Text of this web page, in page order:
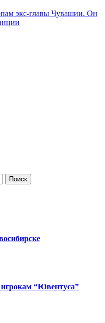
экс-главы Чувашии. Он
“Ювентуса”